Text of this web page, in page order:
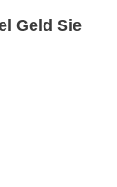
Geld Sie